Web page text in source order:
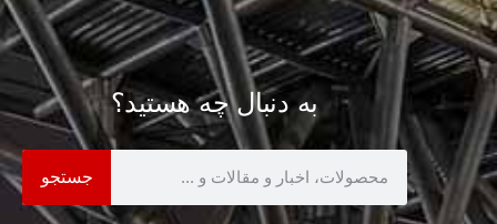
به دنبال چه هستید؟
جستجو